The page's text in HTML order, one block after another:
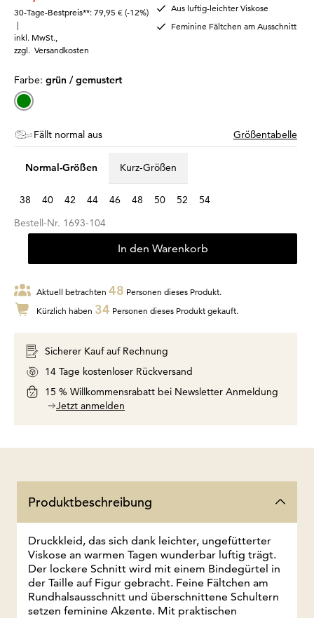
30-Tage-Bestpreis**: 79,95 € (-12%)
|
inkl. MwSt.
zzgl. Versandkosten
Aus luftig-leichter Viskose
Feminine Fältchen am Ausschnitt
Farbe: grün / gemustert
Fällt normal aus Größentabelle
Normal-Größen Kurz-Größen
38 40 42 44 46 48 50 52
54
Bestell-Nr. 1693-104
In den Warenkorb
Aktuell betrachten 48 Personen dieses Produkt.
Kürzlich haben 34 Personen dieses Produkt gekauft.
Sicherer Kauf auf Rechnung
14 Tage kostenloser Rückversand
15 % Willkommensrabatt bei Newsletter Anmeldung
Jetzt anmelden
Produktbeschreibung
Druckkleid, das sich dank leichter, ungefütterter
Viskose an warmen Tagen wunderbar luftig trägt.
Der lockere Schnitt wird mit einem Bindegürtel in
der Taille auf Figur gebracht. Feine Fältchen am
Rundhalsausschnitt und überschnittene Schultern
setzen feminine Akzente. Mit praktischen